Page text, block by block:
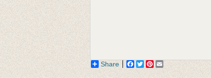
Share Facebook
TwitterPinterest